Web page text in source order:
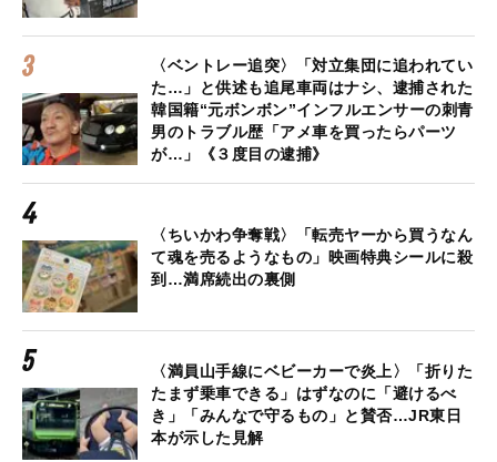
〈ベントレー追突〉「対立集団に追われてい
た…」と供述も追尾車両はナシ、逮捕された
韓国籍“元ボンボン”インフルエンサーの刺青
男のトラブル歴「アメ車を買ったらパーツ
が…」《３度目の逮捕》
〈ちいかわ争奪戦〉「転売ヤーから買うなん
て魂を売るようなもの」映画特典シールに殺
到…満席続出の裏側
〈満員山手線にベビーカーで炎上〉「折りた
たまず乗車できる」はずなのに「避けるべ
き」「みんなで守るもの」と賛否…JR東日
本が示した見解